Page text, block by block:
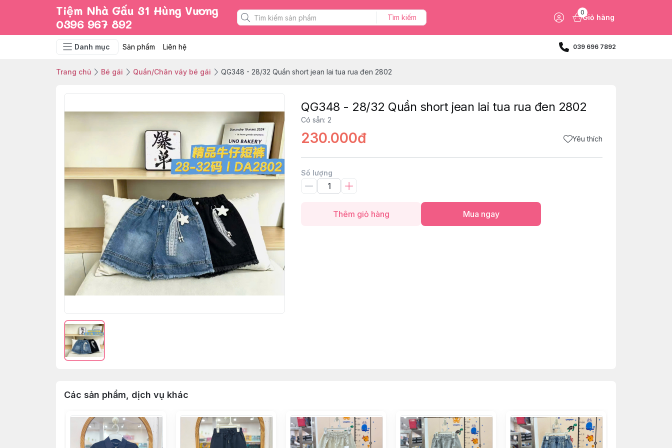
Tiệm Nhà Gấu 31 Hùng Vương
0396 967 892
Tìm kiếm
0
Giỏ hàng
Danh mục Sản phẩm Liên hệ 039 696 7892
Trang chủ Bé gái Quần/Chân váy bé gái QG348 - 28/32 Quần short jean lai tua rua đen 2802
QG348 - 28/32 Quần short jean lai tua rua đen 2802
Có sẵn: 2
230.000đ Yêu thích
Số lượng
Thêm giỏ hàng Mua ngay
Các sản phẩm, dịch vụ khác